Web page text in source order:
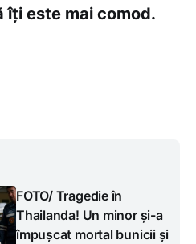
îți este mai comod.
FOTO/ Tragedie în
Thailanda! Un minor și-a
împușcat mortal bunicii și